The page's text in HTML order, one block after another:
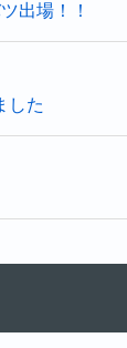
出場！！
した